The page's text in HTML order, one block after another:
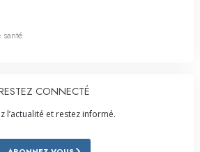
santé
CONNECTÉ
l’actualité et restez informé.